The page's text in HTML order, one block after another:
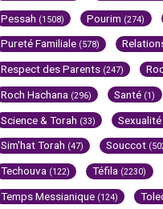
Pessah (1508) Pourim (274)
Pureté Familiale (578)
Respect des Parents (247)
Roch Hachana (296) Santé (1)
Science & Torah (33) Sexualité
Sim'hat Torah (47) Souccot
Techouva (122) Téfila (2230)
Temps Messianique (124)